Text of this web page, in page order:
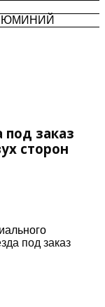
заказ
сторон
под заказ